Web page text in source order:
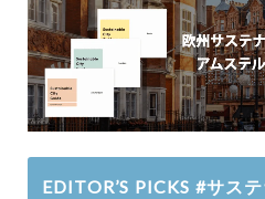
EDITOR’S PICKS #サス